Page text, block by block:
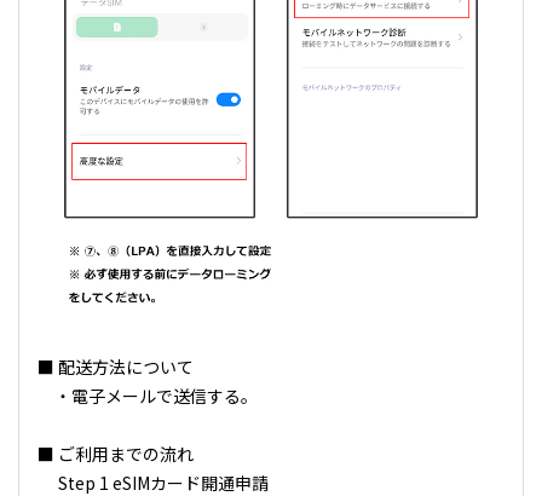
■ 配送方法について
・電子メールで送信する。
■ ご利用までの流れ
Step 1 eSIMカード開通申請